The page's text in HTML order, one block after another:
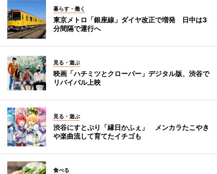
暮らす・働く
東京メトロ「銀座線」ダイヤ改正で増発 日中は3
分間隔で運行へ
見る・遊ぶ
映画「ハチミツとクローバー」デジタル版、渋谷で
リバイバル上映
見る・遊ぶ
渋谷にすとぷり「縁日かふぇ」 メンカラたこやき
や楽曲流して育てたイチゴも
食べる